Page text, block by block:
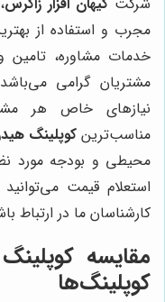
مجرب و استفاده از
خدمات مشاوره، تامین
مشتریان گرامی
نیازهای خاص هر
مناسب‌ترینکوپلینگ
محیطی و بودجه مورد
استعلام قیمت
کارشناسان ما در ارتباط
مقایسه
کوپلینگ‌ها